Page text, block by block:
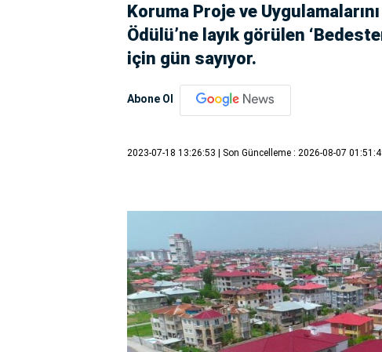
Koruma Proje ve
Ödülü’ne layık görülen
için gün sayıyor.
Abone Ol
2023-07-18 13:26:53 | Son Güncelleme : 2026-08-07